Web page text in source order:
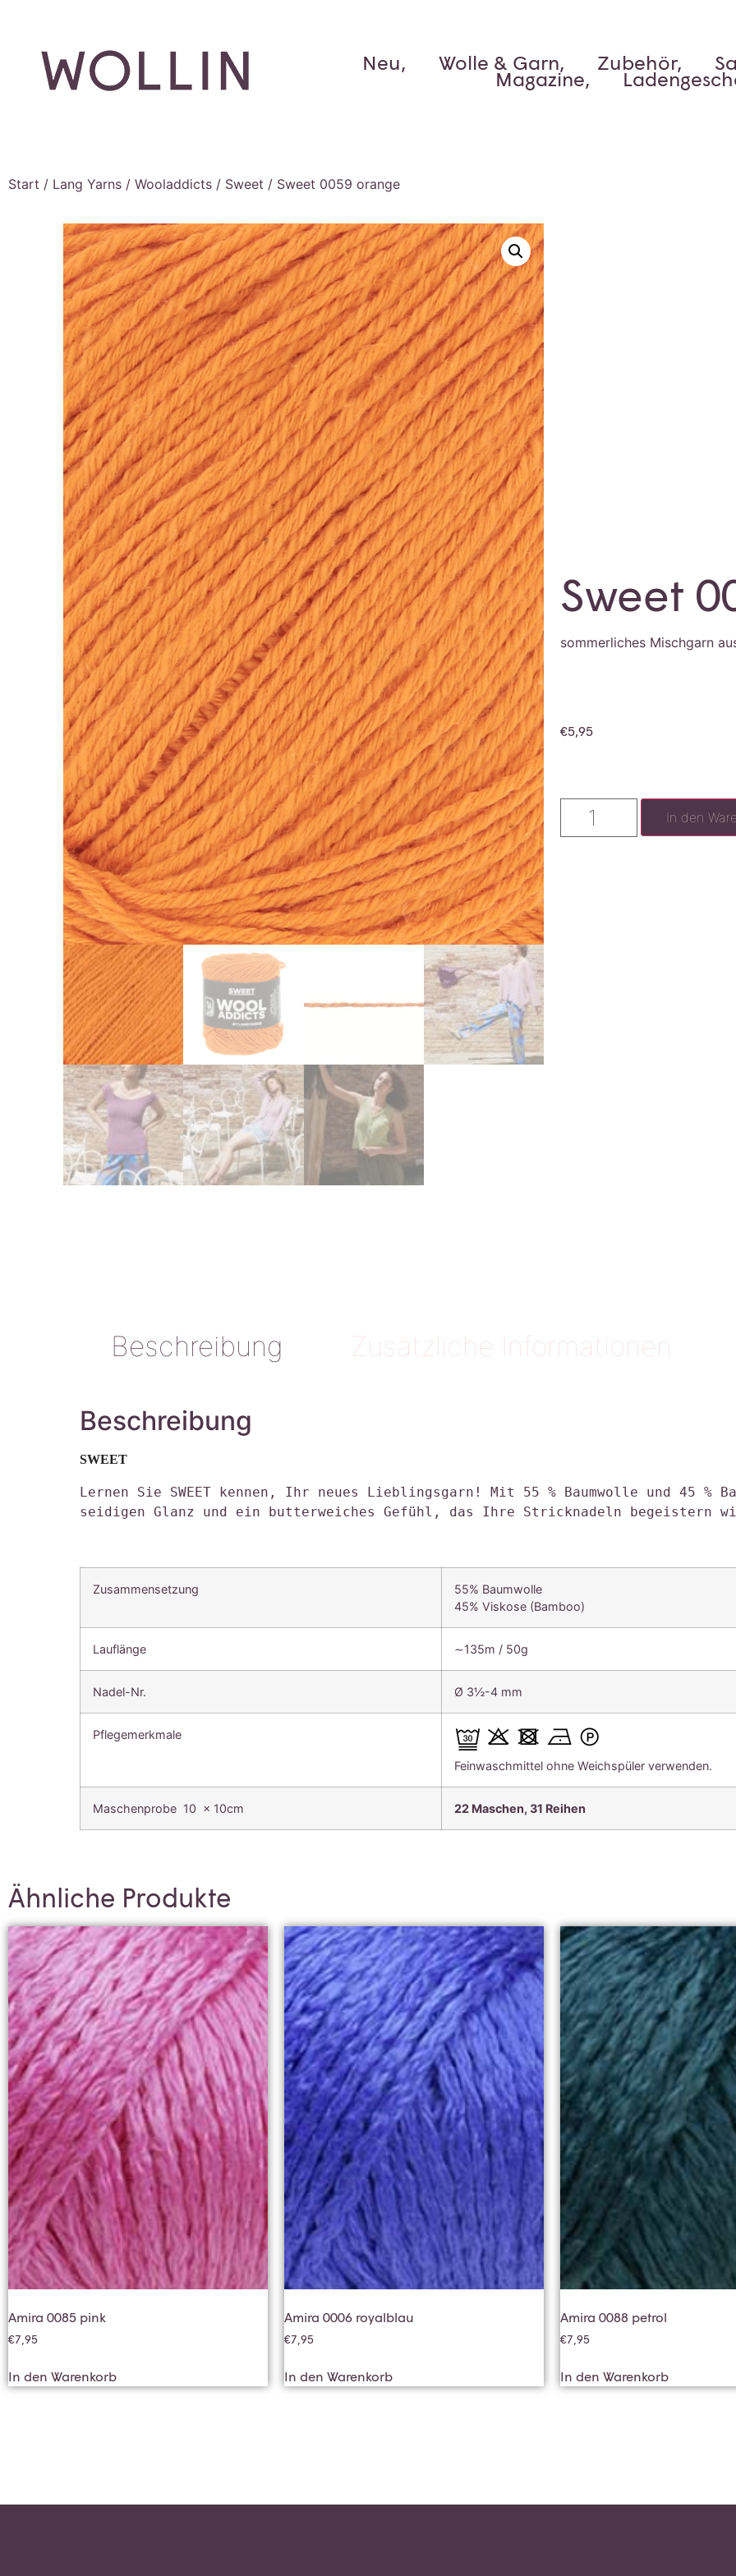
Neu, Wolle & Garn, Zubehör,
Magazine,
Start / Lang Yarns / Wooladdicts / Sweet / Sweet 0059 orange
Sweet
sommerliches Mischgarn
€5,95
In den
Beschreibung Zusätzliche Informationen
Beschreibung
SWEET
Lernen Sie SWEET kennen, Ihr neues Lieblingsgarn! Mit 55 % Baumwolle und 45 %
seidigen Glanz und ein butterweiches Gefühl, das Ihre Stricknadeln begeistern
Zusammensetzung
55% Baumwolle
45% Viskose (Bamboo)
Lauflänge ∼135m / 50g
Nadel-Nr. Ø 3½-4 mm
Pflegemerkmale
Feinwaschmittel ohne Weichspüler verwenden.
Maschenprobe 10 x 10cm 22 Maschen, 31 Reihen
Ähnliche Produkte
Amira 0085 pink
€7,95
In den Warenkorb
Amira 0006 royalblau
€7,95
In den Warenkorb
Amira 0088 petrol
€7,95
In den Warenkorb